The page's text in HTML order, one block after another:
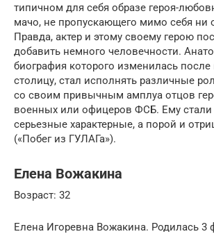
типичном для себя образе героя-
мачо, не пропускающего мимо себя
Правда, актер и этому своему герою
добавить немного человечности.
биография которого изменилась после
столицу, стал исполнять различные
со своим привычным амплуа отцов
военных или офицеров ФСБ. Ему стали
серьезные характерные, а порой и
(«Побег из ГУЛАГа»).
Елена Вожакина
Возраст: 32
Елена Игоревна Вожакина. Родилась 3